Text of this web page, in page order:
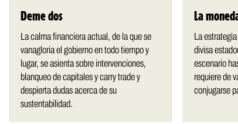
Deme dos
La calma financiera actual, de la que se
vanagloria el gobierno en todo tiempo y
lugar, se asienta sobre intervenciones,
blanqueo de capitales y carry trade y
despierta dudas acerca de su
sustentabilidad.
La
La
divisa
escenario
requiere de
conjugarse